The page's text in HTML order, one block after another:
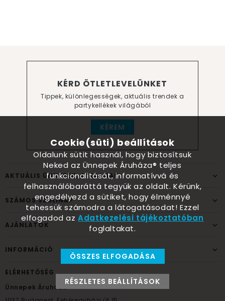
KÉRD ÖTLETLEVELÜNKET
Tippek, különlegességek, aktuális trendek a
partykellékek világából
KÉREM
AKTUÁLIS ÜNNEPEK, ALKALMAK
SZÁMOS SZÜLINAP
AJÁNLATOK
INFORMÁCIÓ
ELÉRHETŐSÉG
Ünnepek Áruháza
Cookie(süti) beállítások
Oldalunk sütit használ, hogy biztosítsuk
Neked az Ünnepek Áruháza® teljes
funkcionalitását, informatívvá és
felhasználóbaráttá tegyük az oldalt. Kérünk,
engedélyezd a sütiket, hogy élménnyé
tehessük számodra a látogatásodat! Ezzel
elfogadod azAdatkezelési tájékoztatóban
foglaltakat.
ÖSSZES ELFOGADÁSA
RÉSZLETES BEÁLLÍTÁSOK